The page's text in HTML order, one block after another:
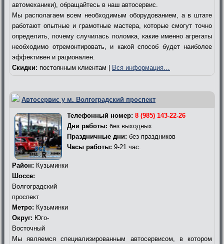
автомеханики), обращайтесь в наш автосервис.
Мы располагаем всем необходимым оборудованием, а в штате
работают опытные и грамотные мастера, которые смогут точно
определить, почему случилась поломка, какие именно агрегаты
необходимо отремонтировать, и какой способ будет наиболее
эффективен и рационален.
Скидки: постоянным клиентам | Вся информация…
Автосервис у м. Волгоградский проспект
Телефонный номер: 8 (985) 143-22-26
Дни работы: без выходных
Праздничные дни: без праздников
Часы работы: 9-21 час.
Район: Кузьминки
Шоссе:
Волгоградский
проспект
Метро: Кузьминки
Округ: Юго-
Восточный
Мы являемся специализированным автосервисом, в котором